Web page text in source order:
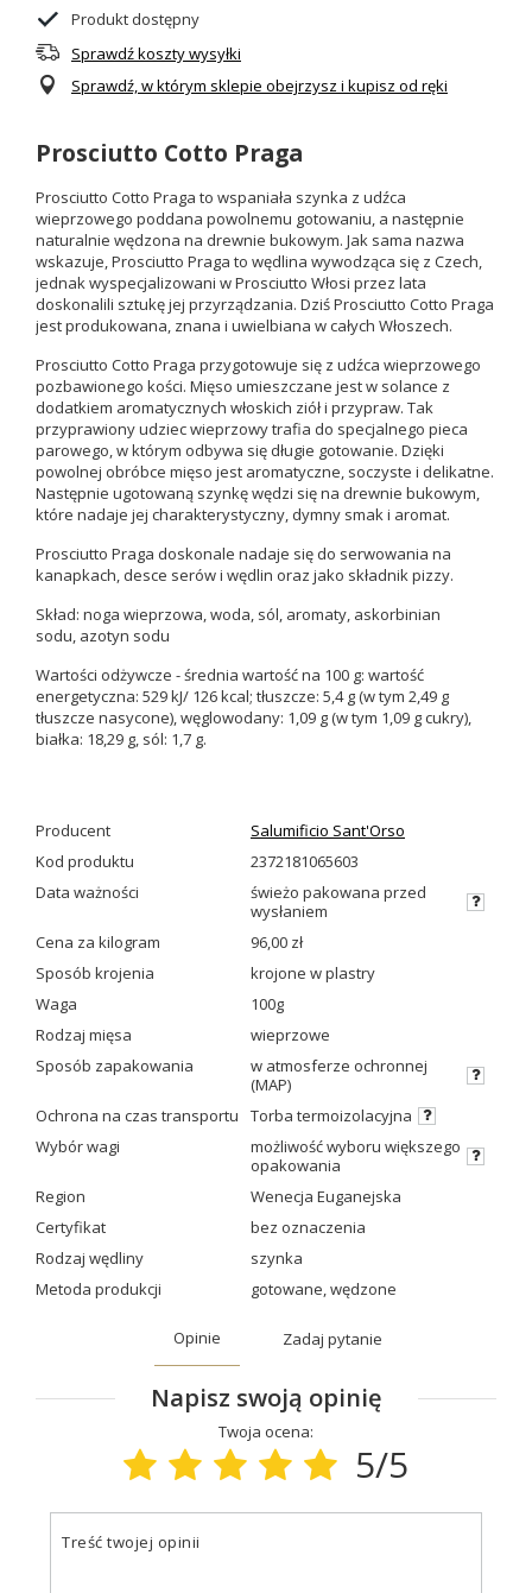
Produkt dostępny
Sprawdź koszty wysyłki
Sprawdź, w którym sklepie obejrzysz i kupisz od ręki
Prosciutto Cotto Praga
Prosciutto Cotto Praga to wspaniała szynka z udźca
wieprzowego poddana powolnemu gotowaniu, a następnie
naturalnie wędzona na drewnie bukowym. Jak sama nazwa
wskazuje, Prosciutto Praga to wędlina wywodząca się z Czech,
jednak wyspecjalizowani w Prosciutto Włosi przez lata
doskonalili sztukę jej przyrządzania. Dziś Prosciutto Cotto Praga
jest produkowana, znana i uwielbiana w całych Włoszech.
Prosciutto Cotto Praga przygotowuje się z udźca wieprzowego
pozbawionego kości. Mięso umieszczane jest w solance z
dodatkiem aromatycznych włoskich ziół i przypraw. Tak
przyprawiony udziec wieprzowy trafia do specjalnego pieca
parowego, w którym odbywa się długie gotowanie. Dzięki
powolnej obróbce mięso jest aromatyczne, soczyste i delikatne.
Następnie ugotowaną szynkę wędzi się na drewnie bukowym,
które nadaje jej charakterystyczny, dymny smak i aromat.
Prosciutto Praga doskonale nadaje się do serwowania na
kanapkach, desce serów i wędlin oraz jako składnik pizzy.
Skład: noga wieprzowa, woda, sól, aromaty, askorbinian
sodu, azotyn sodu
Wartości odżywcze - średnia wartość na 100 g: wartość
energetyczna: 529 kJ/ 126 kcal; tłuszcze: 5,4 g (w tym 2,49 g
tłuszcze nasycone), węglowodany: 1,09 g (w tym 1,09 g cukry),
białka: 18,29 g, sól: 1,7 g.
Producent
Salumificio Sant'Orso
Kod produktu
2372181065603
Data ważności
świeżo pakowana przed
wysłaniem
Cena za kilogram
96,00 zł
Sposób krojenia
krojone w plastry
Waga
100g
Rodzaj mięsa
wieprzowe
Sposób zapakowania
w atmosferze ochronnej
(MAP)
Ochrona na czas transportu
Torba termoizolacyjna
Wybór wagi
możliwość wyboru większego
opakowania
Region
Wenecja Euganejska
Certyfikat
bez oznaczenia
Rodzaj wędliny
szynka
Metoda produkcji
gotowane,wędzone
Opinie Zadaj pytanie
Napisz swoją opinię
Twoja ocena:
5/5
Treść twojej opinii